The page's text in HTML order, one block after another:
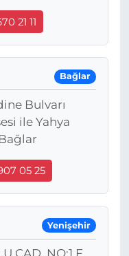
21 11
Bağlar
Bulvarı
ile Yahya
05 25
Yenişehir